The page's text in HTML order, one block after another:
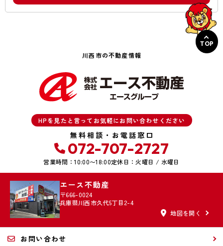
TOP
川西市の不動産情報
HPを見たと言ってお気軽にお問い合わせください
無料相談・お電話窓口
072-707-2727
営業時間：10:00〜18:00定休日：火曜日 / 水曜日
エース不動産
〒666-0024
兵庫県川西市久代5丁目2-4
地図を開く
お問い合わせ